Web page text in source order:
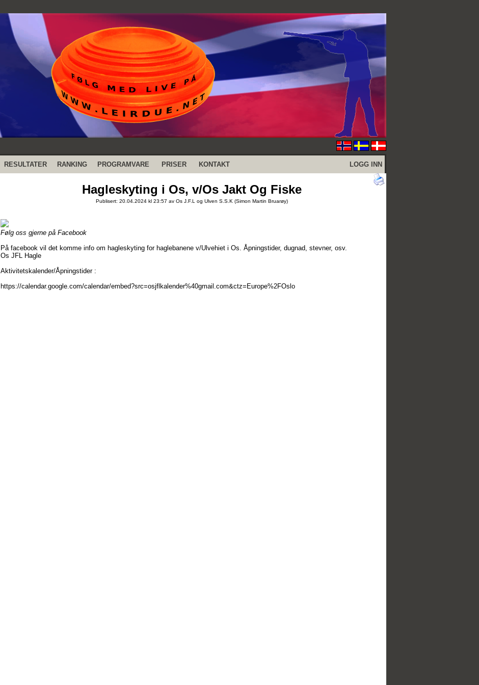
RESULTATER RANKING PROGRAMVARE PRISER KONTAKT LOGG INN
Hagleskyting i Os, v/Os Jakt Og Fiske
Publisert: 20.04.2024 kl 23:57 av Os J.F.L og Ulven S.S.K (Simon Martin Bruarøy)
Følg oss gjerne på Facebook
På facebook vil det komme info om hagleskyting for haglebanene v/Ulvehiet i Os. Åpningstider, dugnad, stevner, osv.
Os JFL Hagle
Aktivitetskalender/Åpningstider :
https://calendar.google.com/calendar/embed?src=osjflkalender%40gmail.com&ctz=Europe%2FOslo